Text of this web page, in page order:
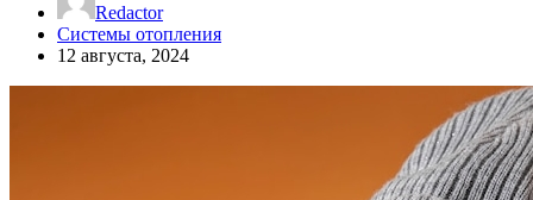
Redactor
Системы отопления
12 августа, 2024